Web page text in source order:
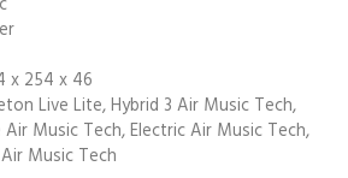
x 254 x 46
Live Lite, Hybrid 3 Air Music Tech,
Music Tech, Electric Air Music Tech,
Music Tech